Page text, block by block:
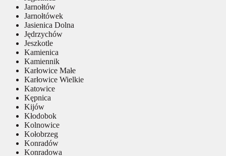
Jarnołtów
Jarnołtówek
Jasienica Dolna
Jędrzychów
Jeszkotle
Kamienica
Kamiennik
Karłowice Małe
Karłowice Wielkie
Katowice
Kępnica
Kijów
Kłodobok
Kolnowice
Kołobrzeg
Konradów
Konradowa